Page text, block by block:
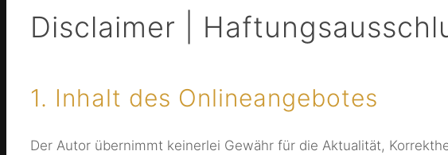
Disclaimer |
1. Inhalt des Onlineangebotes
Der Autor übernimmt keinerlei Gewähr für die Aktualität,